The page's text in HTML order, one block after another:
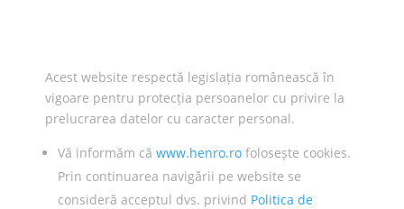
Acest website respectă legislația românească în
vigoare pentru protecția persoanelor cu privire la
prelucrarea datelor cu caracter personal.
Vă informăm că www.henro.ro folosește cookies.
Prin continuarea navigării pe website se
consideră acceptul dvs. privind Politica de